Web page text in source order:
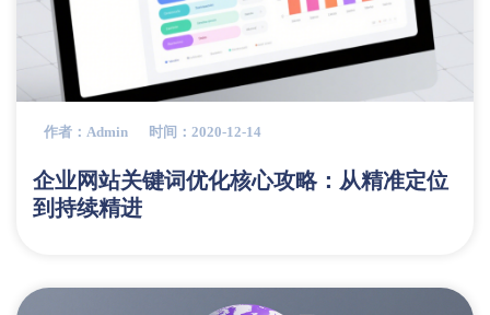
作者：admin 时间：2020-12-14
企业网站关键词优化核心攻略：从精准定位
到持续精进